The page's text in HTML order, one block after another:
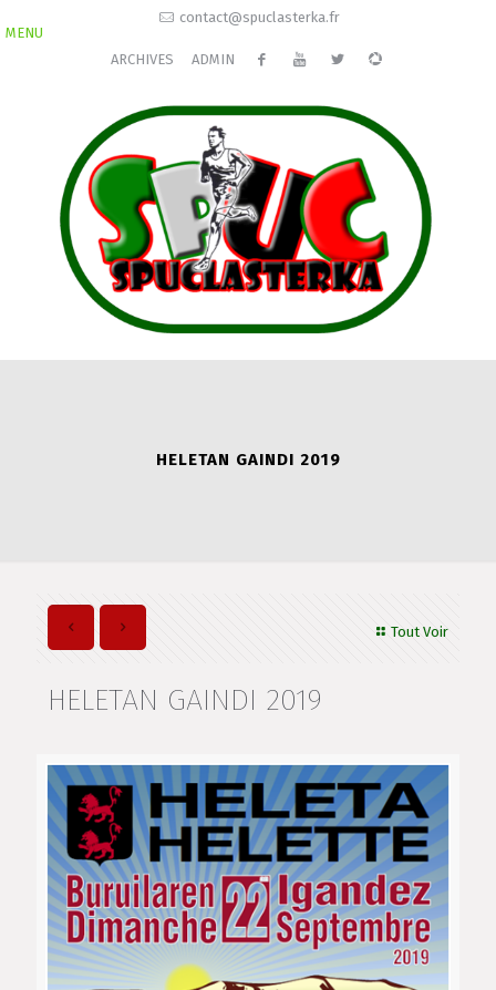
contact@spuclasterka.fr
ARCHIVES ADMIN
MENU
HELETAN GAINDI 2019
Tout Voir
HELETAN GAINDI 2019